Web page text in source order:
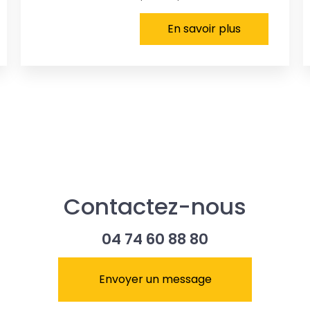
En savoir plus
Contactez-nous
04 74 60 88 80
Envoyer un message